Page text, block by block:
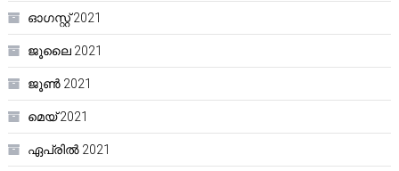
ഓഗസ്റ്റ്‌ 2021
ജൂലൈ 2021
ജൂൺ 2021
മെയ്‌ 2021
ഏപ്രിൽ 2021